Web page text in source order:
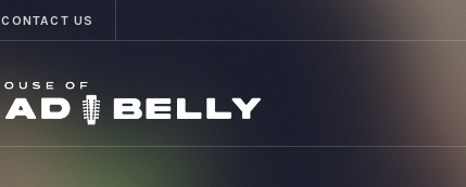
CONTACT US